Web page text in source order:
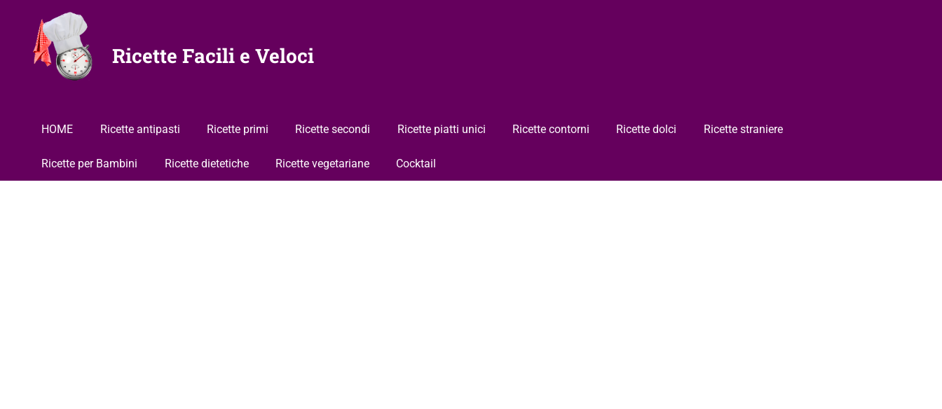
contenuto
Ricette Facili e Veloci
HOME Ricette antipasti Ricette primi Ricette secondi Ricette piatti unici Ricette contorni Ricette dolci Ricette straniere
Ricette per Bambini Ricette dietetiche Ricette vegetariane Cocktail